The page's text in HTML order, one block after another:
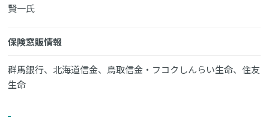
賢一氏
保険窓販情報
群馬銀行、北海道信金、鳥取信金・フコクしんらい生命、住友
生命